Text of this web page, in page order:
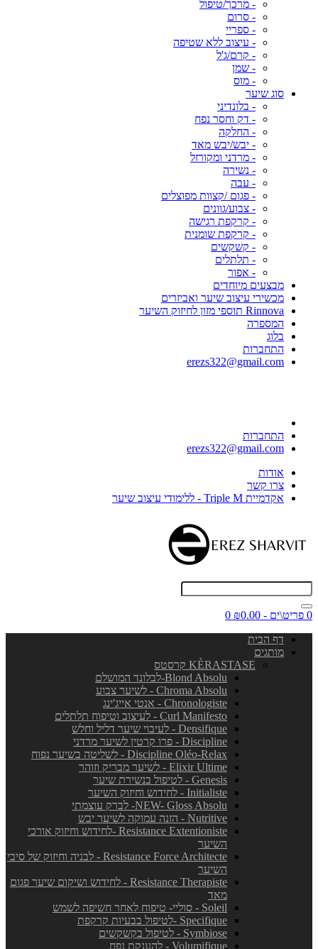
- מרכך/טיפול
- סרום
- ספריי
- עיצוב ללא שטיפה
- קרם/ג'ל
- שמן
- מוס
סוג שיער
- בלונדיני
- דק וחסר נפח
- החלקה
- יבש/יבש מאד
- מרדני ומקורזל
- נשירה
- עבה
- פגום /קצוות מפוצלים
- צבוע/גוונים
- קרקפת רגישה
- קרקפת שומנית
- קשקשים
- תלתלים
- אפור
מבצעים מיוחדים
מכשירי עיצוב שיער ואביזרים
Rinnova תוספי מזון לחיזוק השיער
המספרה
בלוג
התחברות
erezs322@gmail.com
התחברות
erezs322@gmail.com
אודות
צרו קשר
אקדמיית Triple M - ללימודי עיצוב שיער
0 פריט\ים - ₪0.00
0
דף הבית
מותגים
KÈRASTASE קרסטס
Blond Absolu-לבלונד המושלם
Chroma Absolu - לשיער צבוע
Chronologiste - אנטי אייג'ינג
Curl Manifesto - לעיצוב וטיפוח תלתלים
Densifique - לעיבוי שיער דליל וחלש
Discipline - פרו קרטין לשיער מרדני
Discipline Oléo-Relax - לשליטה בשיער נפוח
Elixir Ultime - לשיער מבריק וזוהר
Genesis - לטיפול בנשירת שיער
Initialiste - לחידוש וחיזוק השיער
NEW- Gloss Absolu- לברק עוצמתי
Nutritive - הזנה עמוקה לשיער יבש
Resistance Extentioniste -לחידוש וחיזוק אורכי
השיער
Resistance Force Architecte - לבניה וחיזוק של סיבי
השיער
Resistance Therapiste - לחידוש ושיקום שיער פגום
מאד
Soleil - סוליי- טיפוח לאחר חשיפה לשמש
Specifique -לטיפול בבעיות קרקפת
Symbiose - לטיפול בקשקשים
Volumifique - להענקת נפח